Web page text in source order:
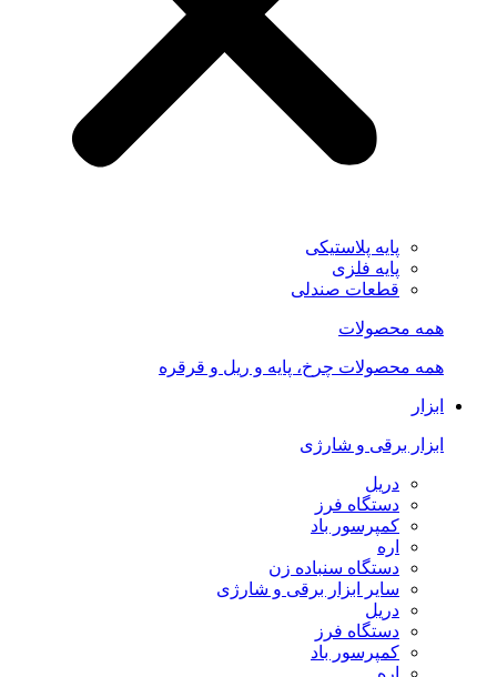
پایه پلاستیکی
پایه فلزی
قطعات صندلی
همه محصولات
همه محصولات چرخ، پایه و ریل و قرقره
ابزار
ابزار برقی و شارژی
دریل
دستگاه فرز
کمپرسور باد
اره
دستگاه سنباده زن
سایر ابزار برقی و شارژی
دریل
دستگاه فرز
کمپرسور باد
اره